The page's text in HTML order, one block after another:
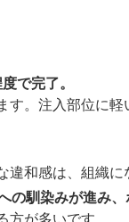
で完了。
す。注入部位に
和感は、組織
の馴染みが進み、
が多いです。